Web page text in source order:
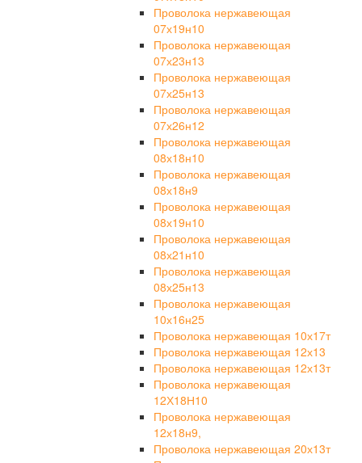
Проволока нержавеющая
07х19н10
Проволока нержавеющая
07х23н13
Проволока нержавеющая
07х25н13
Проволока нержавеющая
07х26н12
Проволока нержавеющая
08х18н10
Проволока нержавеющая
08х18н9
Проволока нержавеющая
08х19н10
Проволока нержавеющая
08х21н10
Проволока нержавеющая
08х25н13
Проволока нержавеющая
10х16н25
Проволока нержавеющая 10х17т
Проволока нержавеющая 12х13
Проволока нержавеющая 12х13т
Проволока нержавеющая
12Х18Н10
Проволока нержавеющая
12х18н9,
Проволока нержавеющая 20х13т